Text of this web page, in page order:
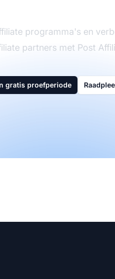
programma's en
partners met Post
gratis proefperiode